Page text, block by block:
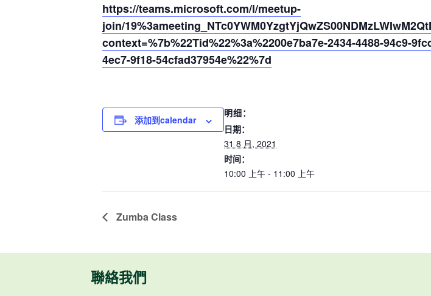
https://teams.microsoft.com/l/meetup-
join/
context=%7b%22Tid%22%3a%2200e7ba7e-2434-4488-94c9-
4ec7-9f18-54cfad37954e%22%7d
添加到calendar
明细：
日期：
31 8 月, 2021
时间：
10:00 上午 - 11:00 上午
Zumba Class
聯絡我們